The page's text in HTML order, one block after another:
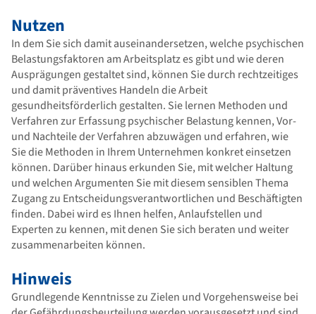
Nutzen
In dem Sie sich damit auseinandersetzen, welche psychischen
Belastungsfaktoren am Arbeitsplatz es gibt und wie deren
Ausprägungen gestaltet sind, können Sie durch rechtzeitiges
und damit präventives Handeln die Arbeit
gesundheitsförderlich gestalten. Sie lernen Methoden und
Verfahren zur Erfassung psychischer Belastung kennen, Vor-
und Nachteile der Verfahren abzuwägen und erfahren, wie
Sie die Methoden in Ihrem Unternehmen konkret einsetzen
können. Darüber hinaus erkunden Sie, mit welcher Haltung
und welchen Argumenten Sie mit diesem sensiblen Thema
Zugang zu Entscheidungsverantwortlichen und Beschäftigten
finden. Dabei wird es Ihnen helfen, Anlaufstellen und
Experten zu kennen, mit denen Sie sich beraten und weiter
zusammenarbeiten können.
Hinweis
Grundlegende Kenntnisse zu Zielen und Vorgehensweise bei